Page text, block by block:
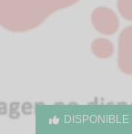
DISPONIBLE